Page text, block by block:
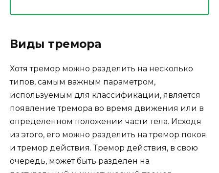
Виды тремора
Хотя тремор можно разделить на несколько
типов, самым важным параметром,
используемым для классификации, является
появление тремора во время движения или в
определенном положении части тела. Исходя
из этого, его можно разделить на тремор покоя
и тремор действия. Тремор действия, в свою
очередь, может быть разделен на